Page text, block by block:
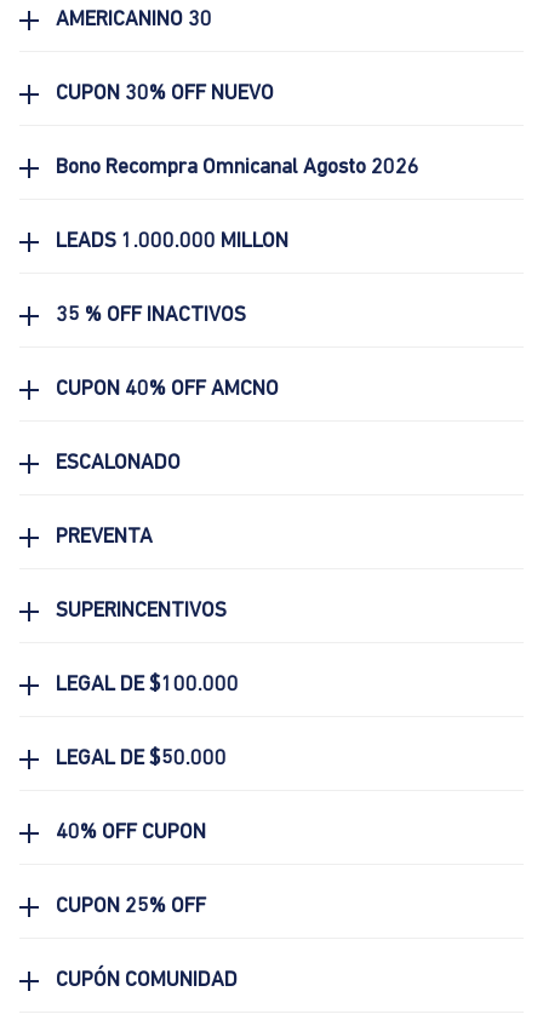
AMERICANINO 30
CUPON 30% OFF NUEVO
Bono Recompra Omnicanal Agosto 2026
LEADS 1.000.000 MILLON
35 % OFF INACTIVOS
CUPON 40% OFF AMCNO
ESCALONADO
PREVENTA
SUPERINCENTIVOS
LEGAL DE $100.000
LEGAL DE $50.000
40% OFF CUPON
CUPON 25% OFF
CUPÓN COMUNIDAD